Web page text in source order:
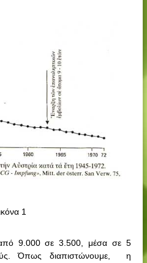
1
9.000 σε 3.500, μέσα σε 5
Όπως διαπιστώνουμε,
η